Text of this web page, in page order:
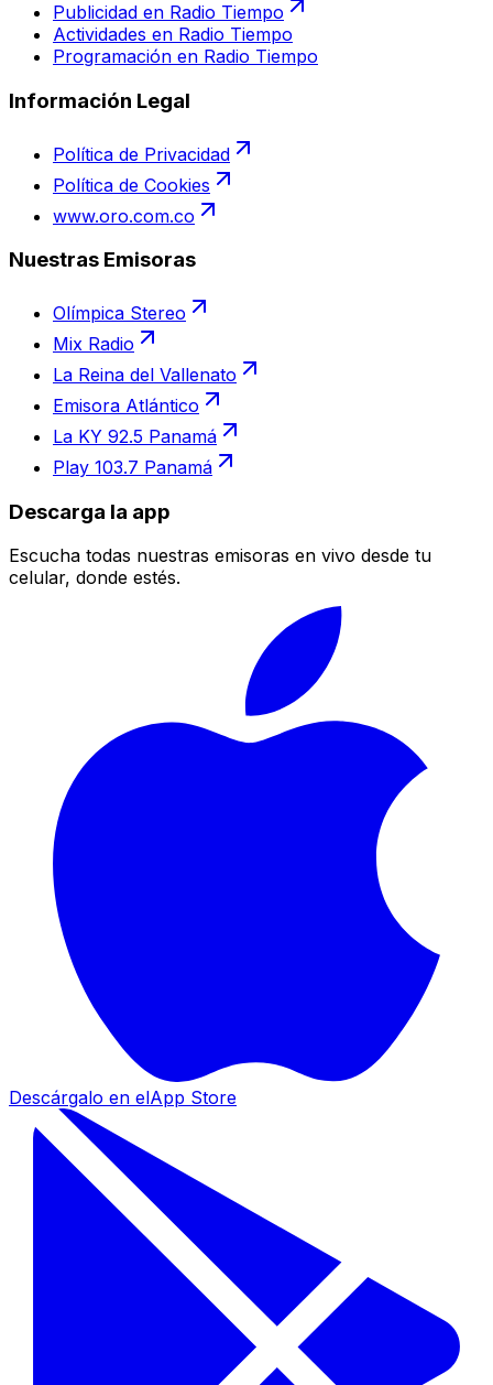
Publicidad en Radio Tiempo
Actividades en Radio Tiempo
Programación en Radio Tiempo
Información Legal
Política de Privacidad
Política de Cookies
www.oro.com.co
Nuestras Emisoras
Olímpica Stereo
Mix Radio
La Reina del Vallenato
Emisora Atlántico
La KY 92.5 Panamá
Play 103.7 Panamá
Descarga la app
Escucha todas nuestras emisoras en vivo desde tu
celular, donde estés.
Descárgalo en elApp Store